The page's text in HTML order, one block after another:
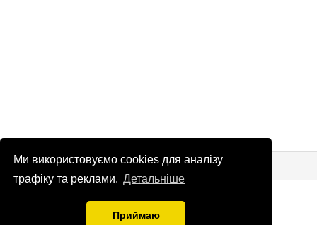
Ми використовуємо cookies для аналізу
трафіку та реклами. Детальніше
Приймаю
© Патріоти України 2026
Правова інформація